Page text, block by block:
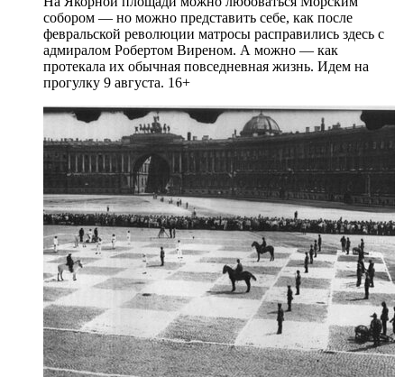
собором — но можно представить себе, как после
февральской революции матросы расправились здесь с
адмиралом Робертом Виреном. А можно — как
протекала их обычная повседневная жизнь. Идем на
прогулку 9 августа. 16+